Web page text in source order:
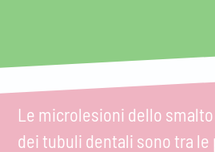
Le microlesioni dello smalto
dei tubuli dentali sono tra le